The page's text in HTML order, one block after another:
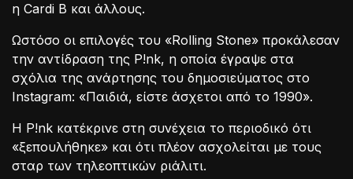
η Cardi B και άλλους.
Ωστόσο οι επιλογές του «Rolling Stone» προκάλεσαν
την αντίδραση της P!nk, η οποία έγραψε στα
σχόλια της ανάρτησης του δημοσιεύματος στο
Instagram: «Παιδιά, είστε άσχετοι από το 1990».
Η P!nk κατέκρινε στη συνέχεια το περιοδικό ότι
«ξεπουλήθηκε» και ότι πλέον ασχολείται με τους
σταρ των τηλεοπτικών ριάλιτι.